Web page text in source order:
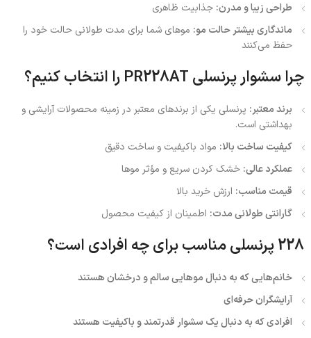
طراحی زیبا و مدرن: جذابیت ظاهری
ماندگاری بیشتر حالت مو: موهای شما برای مدت طولانی حالت خود را
حفظ می‌کنند
چرا سشوار پرنسلی PR228AT را انتخاب کنیم؟
برند معتبر: پرنسلی یکی از برندهای معتبر در زمینه محصولات آرایشی و
بهداشتی است.
کیفیت ساخت بالا: مواد باکیفیت و ساخت دقیق
عملکرد عالی: خشک کردن سریع و مؤثر موها
قیمت مناسب: ارزش خرید بالا
گارانتی طولانی مدت: اطمینان از کیفیت محصول
228 پرنسلی مناسب برای چه افرادی است؟
خانم‌هایی که به دنبال موهایی سالم و درخشان هستند
آرایشگران حرفه‌ای
افرادی که به دنبال یک سشوار قدرتمند و باکیفیت هستند